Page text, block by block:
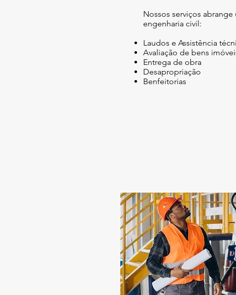
Nossos serviços
engenharia civil:
Laudos e Assistência
Avaliação de bens
Entrega de obra
Desapropriação
Benfeitorias